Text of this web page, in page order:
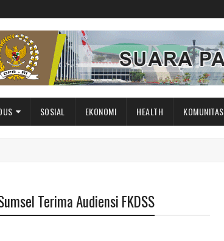
SOSIAL EKONOMI HEALTH KOMUNITAS
Terima Audiensi FKDSS